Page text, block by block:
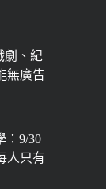
劇、紀
無廣告
：9/30
人只有